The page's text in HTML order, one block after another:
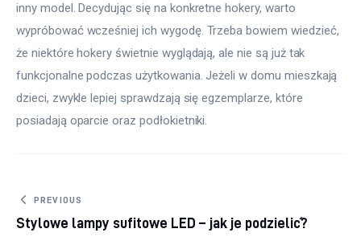
inny model. Decydując się na konkretne hokery, warto
wypróbować wcześniej ich wygodę. Trzeba bowiem wiedzieć,
że niektóre hokery świetnie wyglądają, ale nie są już tak
funkcjonalne podczas użytkowania. Jeżeli w domu mieszkają
dzieci, zwykle lepiej sprawdzają się egzemplarze, które
posiadają oparcie oraz podłokietniki.
Nawigacja wpisu
PREVIOUS
Stylowe lampy sufitowe LED – jak je podzielić?